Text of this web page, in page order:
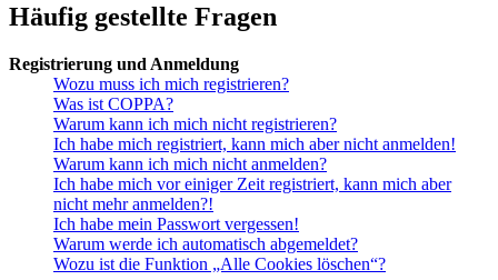
Häufig gestellte Fragen
Registrierung und Anmeldung
Wozu muss ich mich registrieren?
Was ist COPPA?
Warum kann ich mich nicht registrieren?
Ich habe mich registriert, kann mich aber nicht anmelden!
Warum kann ich mich nicht anmelden?
Ich habe mich vor einiger Zeit registriert, kann mich aber
nicht mehr anmelden?!
Ich habe mein Passwort vergessen!
Warum werde ich automatisch abgemeldet?
Wozu ist die Funktion „Alle Cookies löschen“?